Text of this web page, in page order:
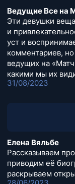
Ведущие Все на
Эти девушки
и
уст и
комментариев,
ведущих на
какими мы их
31/08/2023
Елена Вяльбе
Рассказываем
приводим её
раскрываем